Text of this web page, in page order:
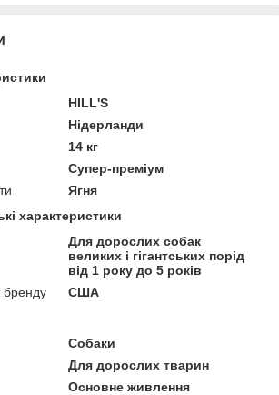
HILL'S
Нідерланди
14 кг
Супер-преміум
Ягня
характеристики
Для дорослих собак
великих і гігантських порід
від 1 року до 5 років
бренду
США
Собаки
Для дорослих тварин
Основне живлення